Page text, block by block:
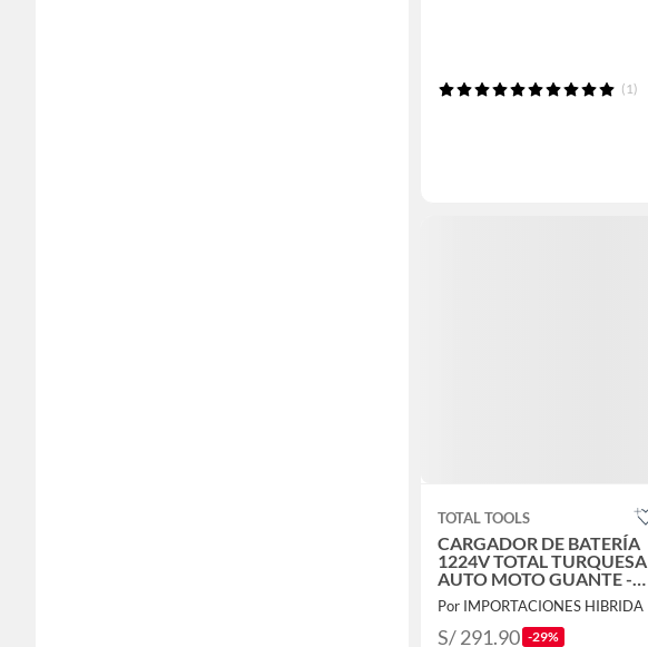
(1)
TOTAL TOOLS
CARGADOR DE BATERÍA
1224V TOTAL TURQUESA
AUTO MOTO GUANTE -
TBC1601
Por IMPORTACIONES HIBRIDA
S/ 291.90 -29%